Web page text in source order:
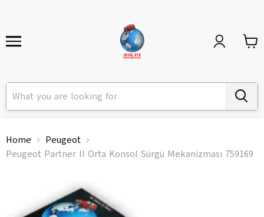
Home
Peugeot
Peugeot Partner II Orta Konsol Sürgü Mekanizması 759169